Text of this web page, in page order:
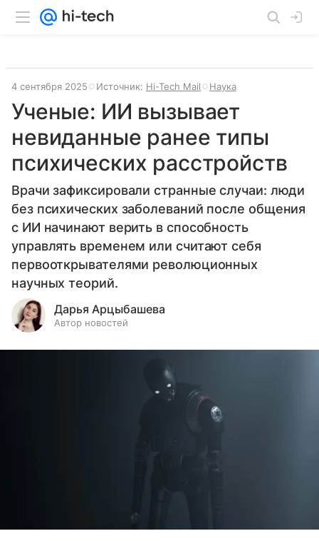
4 сентября 2025 Источник: Hi-Tech Mail Наука
Ученые: ИИ вызывает
невиданные ранее типы
психических расстройств
Врачи зафиксировали странные случаи: люди
без психических заболеваний после общения
с ИИ начинают верить в способность
управлять временем или считают себя
первооткрывателями революционных
научных теорий.
Дарья Арцыбашева
Автор новостей